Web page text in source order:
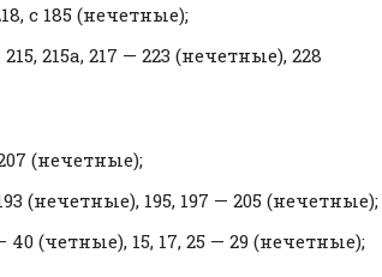
с 185 (нечетные);
215а, 217 — 223 (нечетные), 228
(нечетные);
(нечетные), 195, 197 — 205 (нечетные);
(четные), 15, 17, 25 — 29 (нечетные);